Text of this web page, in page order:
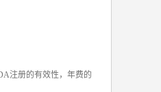
注册的有效性，年费的